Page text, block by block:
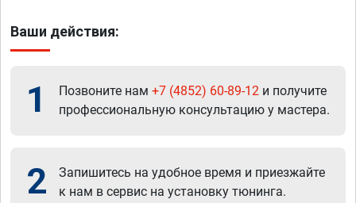
Ваши действия:
1 Позвоните нам +7 (4852) 60-89-12 и получите
профессиональную консультацию у мастера.
2
Запишитесь на удобное время и приезжайте
к нам в сервис на установку тюнинга.